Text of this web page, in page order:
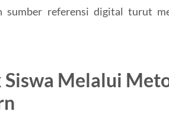
sumber referensi digital turut
Melalui